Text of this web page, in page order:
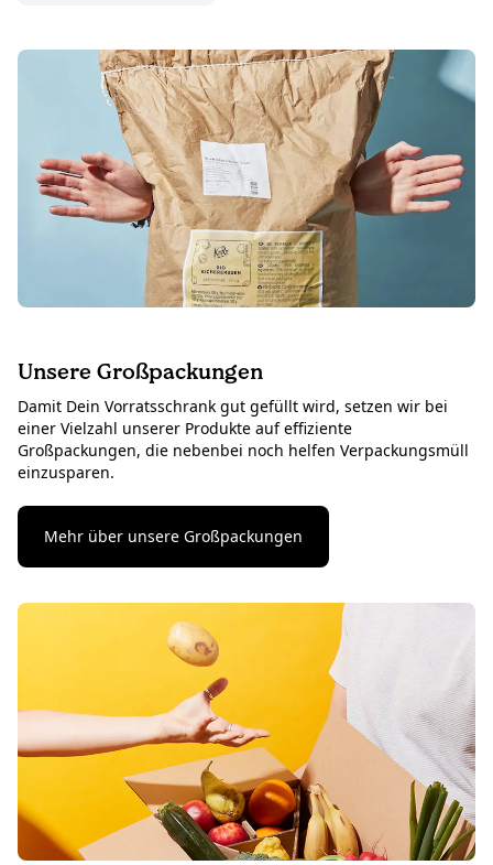
Unsere Großpackungen
Damit Dein Vorratsschrank gut gefüllt wird, setzen wir bei
einer Vielzahl unserer Produkte auf effiziente
Großpackungen, die nebenbei noch helfen Verpackungsmüll
einzusparen.
Mehr über unsere Großpackungen